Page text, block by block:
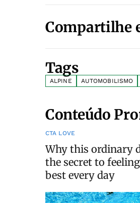
Compartilhe
Tags
ALPINE AUTOMOBILISMO